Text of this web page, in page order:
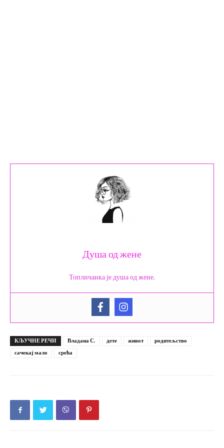
Душа од жене
Топличанка је душа од жене.
КЉУЧНЕ РЕЧИ Владана С. дете живот
родитељство
сачекај мало
срећа